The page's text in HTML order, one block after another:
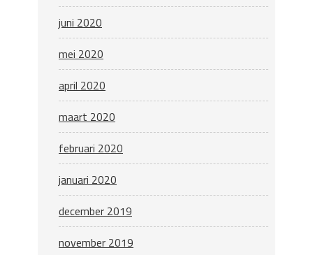
juni 2020
mei 2020
april 2020
maart 2020
februari 2020
januari 2020
december 2019
november 2019